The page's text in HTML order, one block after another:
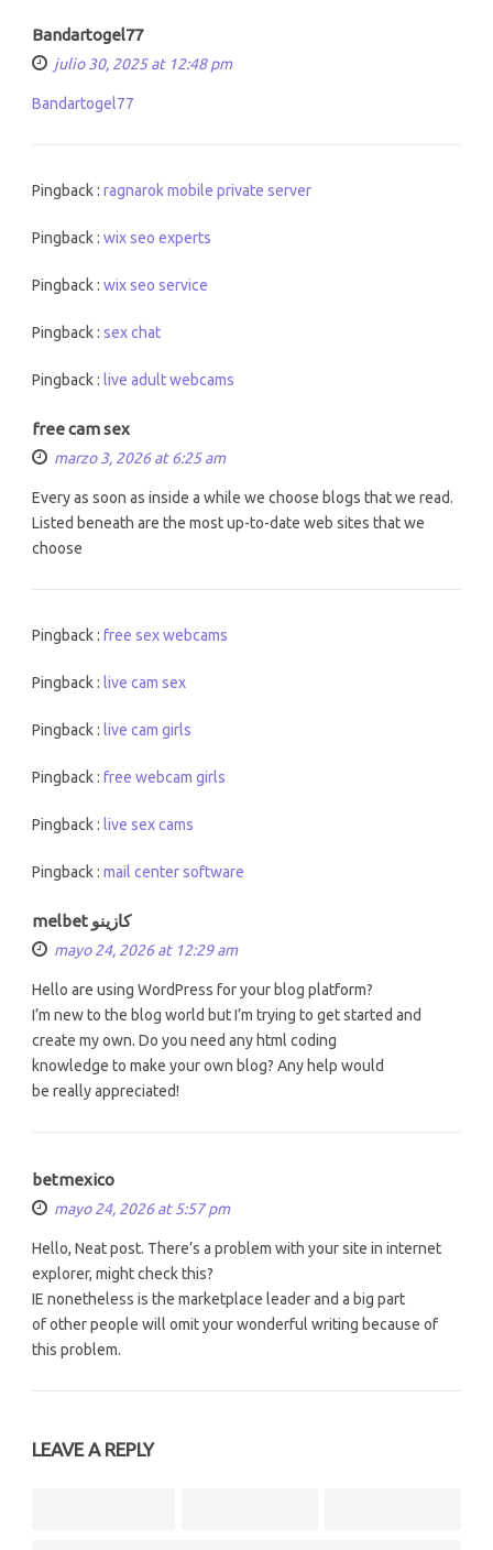
Bandartogel77
julio 30, 2025 at 12:48 pm
Bandartogel77
Pingback : ragnarok mobile private server
Pingback : wix seo experts
Pingback : wix seo service
Pingback : sex chat
Pingback : live adult webcams
free cam sex
marzo 3, 2026 at 6:25 am
Every as soon as inside a while we choose blogs that we read.
Listed beneath are the most up-to-date web sites that we
choose
Pingback : free sex webcams
Pingback : live cam sex
Pingback : live cam girls
Pingback : free webcam girls
Pingback : live sex cams
Pingback : mail center software
melbet كازينو
mayo 24, 2026 at 12:29 am
Hello are using WordPress for your blog platform?
I’m new to the blog world but I’m trying to get started and
create my own. Do you need any html coding
knowledge to make your own blog? Any help would
be really appreciated!
betmexico
mayo 24, 2026 at 5:57 pm
Hello, Neat post. There’s a problem with your site in internet
explorer, might check this?
IE nonetheless is the marketplace leader and a big part
of other people will omit your wonderful writing because of
this problem.
LEAVE A REPLY